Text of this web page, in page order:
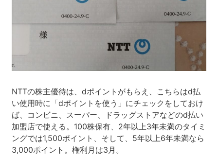
NTTの株主優待は、dポイントがもらえ、こちらはd払
い使用時に「dポイントを使う」にチェックをしておけ
ば、コンビニ、スーパー、ドラッグストアなどのd払い
加盟店で使える。100株保有、2年以上3年未満のタイミ
ングでは1,500ポイント、そして、5年以上6年未満なら
3,000ポイント。権利月は3月。